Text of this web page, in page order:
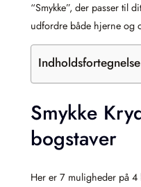
“Smykke”, der passer til
udfordre både hjerne og
Indholdsfortegnelse
Smykke
bogstaver
Her er 7 muligheder på 4